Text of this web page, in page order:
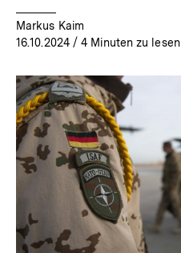
Markus Kaim
16.10.2024/ 4 Minuten zu lesen